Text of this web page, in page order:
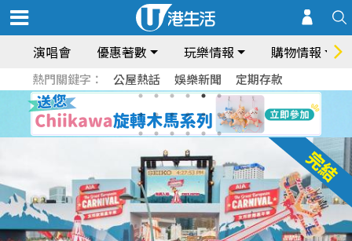
演唱會 優惠著數 玩樂情報 購物情報
熱門關鍵字： 公屋熱話 娛樂新聞 定期存款